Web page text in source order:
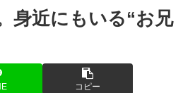
身近にもいる“お兄
コピー